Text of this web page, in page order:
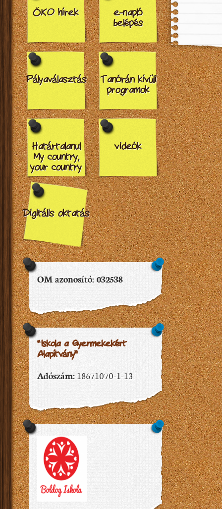
ÖKO hírek
e-napló
belépés
Pályaválasztás
Tanórán kívüli
programok
Határtalanul
My country,
your country
videók
Digitális oktatás
OM azonosító: 032538
“Iskola a Gyermekekért
Alapítvány”
Adószám:18671070-1-13